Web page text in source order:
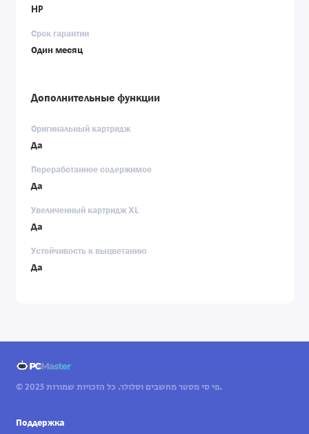
HP
Срок гарантии
Один месяц
Дополнительные функции
Оригинальный картридж
Да
Переработанное содержимое
Да
Увеличенный картридж XL
Да
Устойчивость к выцветанию
Да
© 2025 פי סי מסטר מחשבים וסלולר. כל הזכויות שמורות.
Поддержка